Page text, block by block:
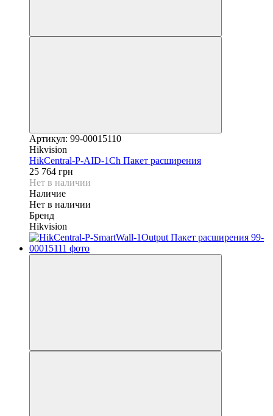
Артикул: 99-00015110
Hikvision
HikCentral-P-AID-1Ch Пакет расширения
25 764 грн
Нет в наличии
Наличие
Нет в наличии
Бренд
Hikvision